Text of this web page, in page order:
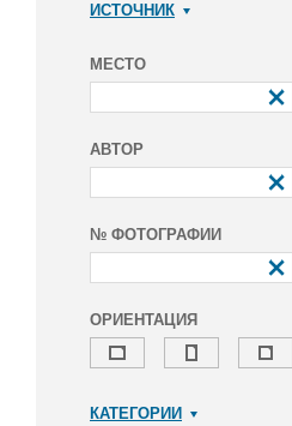
ИСТОЧНИК
МЕСТО
АВТОР
№ ФОТОГРАФИИ
ОРИЕНТАЦИЯ
КАТЕГОРИИ